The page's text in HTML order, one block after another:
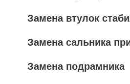
Замена втулок
Замена сальника
Замена подрамника